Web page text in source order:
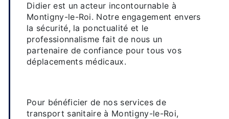
Didier est un acteur incontournable à
Montigny-le-Roi. Notre engagement envers
la sécurité, la ponctualité et le
professionnalisme fait de nous un
partenaire de confiance pour tous vos
déplacements médicaux.
Pour bénéficier de nos services de
transport sanitaire à Montigny-le-Roi,